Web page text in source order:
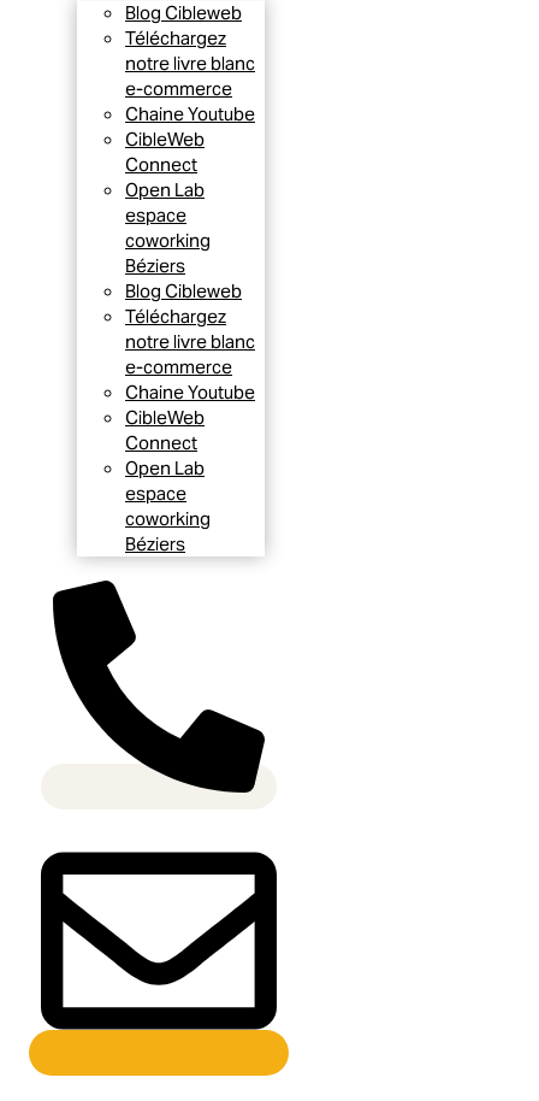
Blog Cibleweb
Téléchargez
notre livre blanc
e-commerce
Chaine Youtube
CibleWeb
Connect
Open Lab
espace
coworking
Béziers
Blog Cibleweb
Téléchargez
notre livre blanc
e-commerce
Chaine Youtube
CibleWeb
Connect
Open Lab
espace
coworking
Béziers